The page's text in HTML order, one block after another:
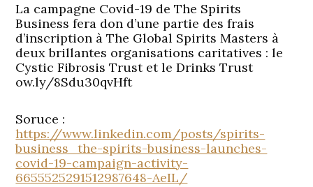
La campagne Covid-19 de The Spirits
Business fera don d’une partie des frais
d’inscription à The Global Spirits Masters à
deux brillantes organisations caritatives : le
Cystic Fibrosis Trust et le Drinks Trust
ow.ly/8Sdu30qvHft
Soruce :
https://www.linkedin.com/posts/spirits-
business_the-spirits-business-launches-
covid-19-campaign-activity-
6655525291512987648-AeIL/